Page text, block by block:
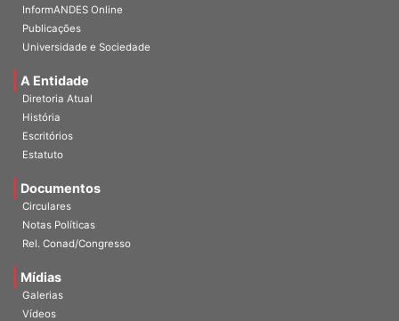
InformANDES Online
Publicações
Universidade e Sociedade
A Entidade
Diretoria Atual
História
Escritórios
Estatuto
Documentos
Circulares
Notas Políticas
Rel. Conad/Congresso
Mídias
Galerias
Vídeos